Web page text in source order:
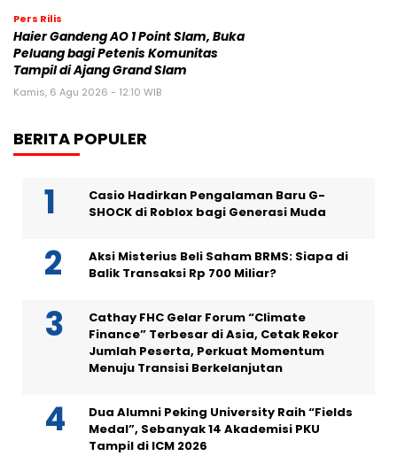
Pers Rilis
Haier Gandeng AO 1 Point Slam, Buka
Peluang bagi Petenis Komunitas
Tampil di Ajang Grand Slam
Kamis, 6 Agu 2026 - 12:10 WIB
BERITA POPULER
Casio Hadirkan Pengalaman Baru G-
SHOCK di Roblox bagi Generasi Muda
Aksi Misterius Beli Saham BRMS: Siapa di
Balik Transaksi Rp 700 Miliar?
Cathay FHC Gelar Forum “Climate
Finance” Terbesar di Asia, Cetak Rekor
Jumlah Peserta, Perkuat Momentum
Menuju Transisi Berkelanjutan
Dua Alumni Peking University Raih “Fields
Medal”, Sebanyak 14 Akademisi PKU
Tampil di ICM 2026